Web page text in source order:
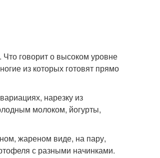
говорит о высоком уровне
из которых готовят прямо
нарезку из
молоком, йогурты,
жареном виде, на пару,
с разными начинками.